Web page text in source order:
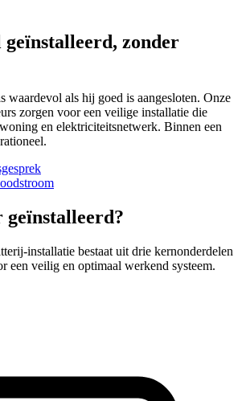
geïnstalleerd, zonder
waardevol als hij goed is aangesloten. Onze
zorgen voor een veilige installatie die
en elektriciteitsnetwerk. Binnen een
installatie bestaat uit drie kernonderdelen
een veilig en optimaal werkend systeem.